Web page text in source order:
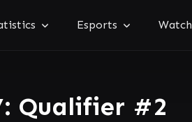
Esports Watch
Qualifier #2